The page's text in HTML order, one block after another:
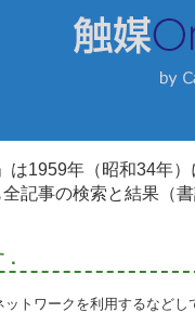
は1959年（昭和34年
記事の検索と結果（
トワークを利用するなど